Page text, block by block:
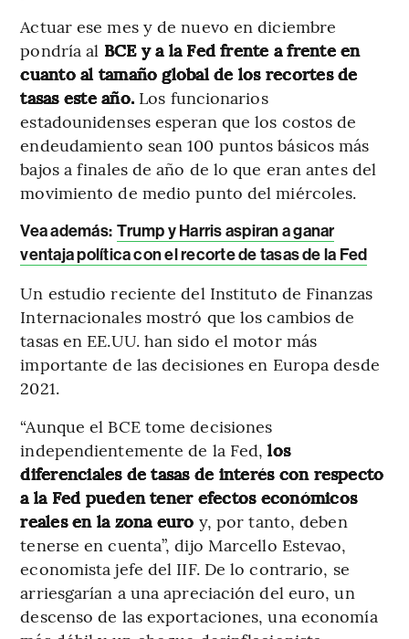
Actuar ese mes y de nuevo en diciembre
pondría al BCE y a la Fed frente a frente en
cuanto al tamaño global de los recortes de
tasas este año. Los funcionarios
estadounidenses esperan que los costos de
endeudamiento sean 100 puntos básicos más
bajos a finales de año de lo que eran antes del
movimiento de medio punto del miércoles.
Vea además: Trump y Harris aspiran a ganar
ventaja política con el recorte de tasas de la Fed
Un estudio reciente del Instituto de Finanzas
Internacionales mostró que los cambios de
tasas en EE.UU. han sido el motor más
importante de las decisiones en Europa desde
2021.
“Aunque el BCE tome decisiones
independientemente de la Fed,los
diferenciales de tasas de interés con respecto
a la Fed pueden tener efectos económicos
reales en la zona euro y, por tanto, deben
tenerse en cuenta”, dijo Marcello Estevao,
economista jefe del IIF. De lo contrario, se
arriesgarían a una apreciación del euro, un
descenso de las exportaciones, una economía